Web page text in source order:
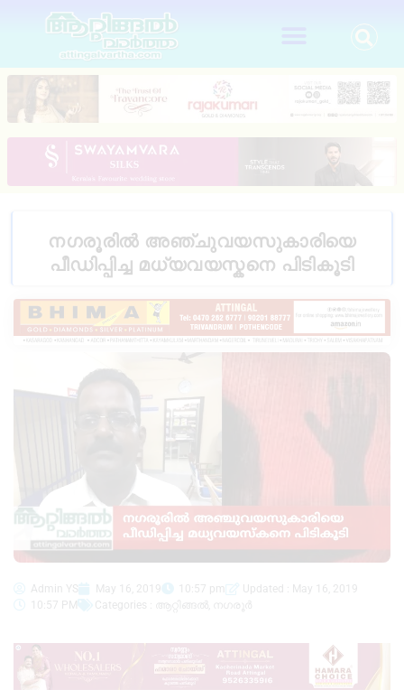
നഗരൂരിൽ അഞ്ചുവയസുകാരിയെ
പീഡിപ്പിച്ച മധ്യവയസ്കനെ പിടികൂടി
Admin YS May 16, 2019 10:57 pm
Updated : May 16, 2019
10:57 PM
Categories : ആറ്റിങ്ങൽ നഗരൂർ